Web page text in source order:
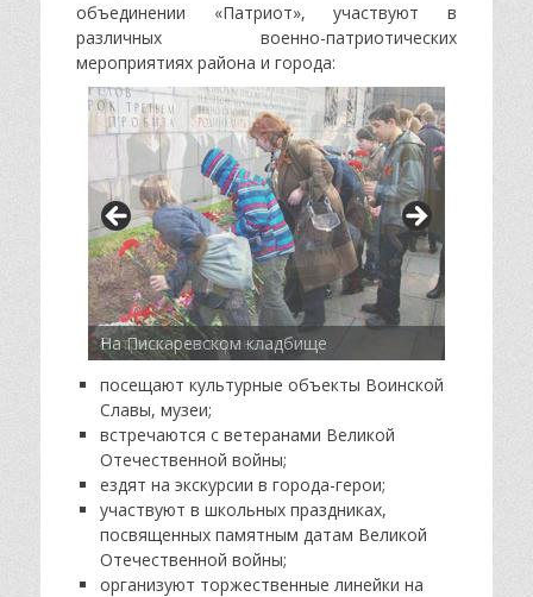
объединении «Патриот», участвуют в
различных военно-патриотических
мероприятиях района и города:
Встреча с ветеранами
На Пискаревском кладбище
посещают культурные объекты Воинской
Славы, музеи;
встречаются с ветеранами Великой
Отечественной войны;
ездят на экскурсии в города-герои;
участвуют в школьных праздниках,
посвященных памятным датам Великой
Отечественной войны;
организуют торжественные линейки на